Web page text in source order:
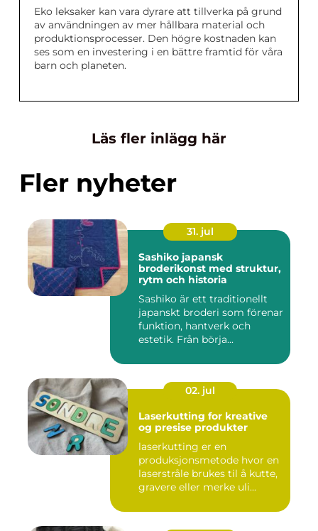
Eko leksaker kan vara dyrare att tillverka på grund
av användningen av mer hållbara material och
produktionsprocesser. Den högre kostnaden kan
ses som en investering i en bättre framtid för våra
barn och planeten.
Läs fler inlägg här
Fler nyheter
31. jul
Sashiko japansk
broderikonst med struktur,
rytm och historia
Sashiko är ett traditionellt
japanskt broderi som förenar
funktion, hantverk och
estetik. Från börja...
02. jul
Laserkutting for kreative
og presise produkter
laserkutting er en
produksjonsmetode hvor en
laserstråle brukes til å kutte,
gravere eller merke uli...